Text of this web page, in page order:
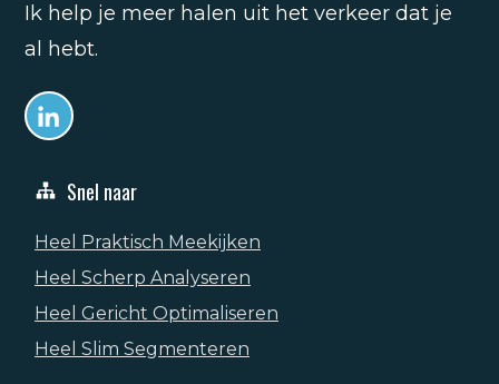
Ik help je meer halen uit het verkeer dat je
al hebt.
Snel naar
Heel Praktisch Meekijken
Heel Scherp Analyseren
Heel Gericht Optimaliseren
Heel Slim Segmenteren